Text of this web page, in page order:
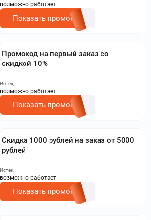
возможно работает
Показать промокод
Промокод на первый заказ со
скидкой 10%
Истек,
возможно работает
Показать промокод
Скидка 1000 рублей на заказ от 5000
рублей
Истек,
возможно работает
Показать промокод